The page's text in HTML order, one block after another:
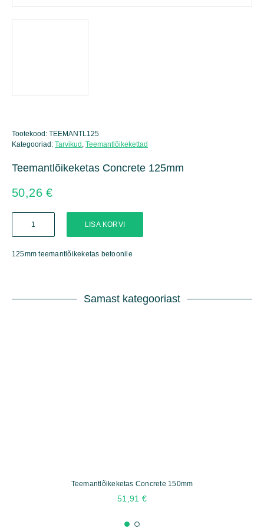
Tootekood: TEEMANTL125
Kategooriad: Tarvikud Teemantlõikekettad
Teemantlõikeketas Concrete 125mm
50,26€
Concrete
125mm
LISA KORVI
125mm teemantlõikeketas betoonile
Samast kategooriast
Teemantlõikeketas Concrete 150mm
51,91 €